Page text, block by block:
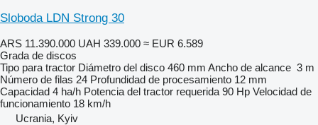
Sloboda LDN Strong 30
ARS 11.390.000 UAH 339.000 ≈ EUR 6.589
Grada de discos
Tipo para tractor Diámetro del disco 460 mm Ancho de alcance 3 m
Número de filas 24 Profundidad de procesamiento 12 mm
Capacidad 4 ha/h Potencia del tractor requerida 90 Hp Velocidad de
funcionamiento 18 km/h
Ucrania, Kyiv